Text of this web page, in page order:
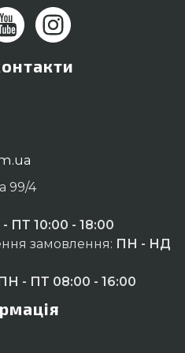
99/4
ПТ 10:00 - 18:00
замовлення: ПН - НД
ПН - ПТ 08:00 - 16:00